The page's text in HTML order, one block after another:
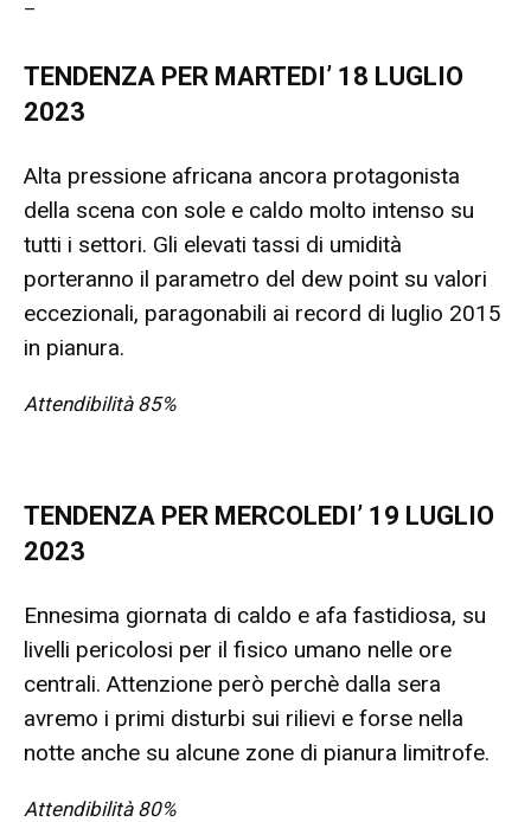
–
TENDENZA PER MARTEDI’ 18 LUGLIO
2023
Alta pressione africana ancora protagonista
della scena con sole e caldo molto intenso su
tutti i settori. Gli elevati tassi di umidità
porteranno il parametro del dew point su valori
eccezionali, paragonabili ai record di luglio 2015
in pianura.
Attendibilità 85%
TENDENZA PER MERCOLEDI’ 19 LUGLIO
2023
Ennesima giornata di caldo e afa fastidiosa, su
livelli pericolosi per il fisico umano nelle ore
centrali. Attenzione però perchè dalla sera
avremo i primi disturbi sui rilievi e forse nella
notte anche su alcune zone di pianura limitrofe.
Attendibilità 80%